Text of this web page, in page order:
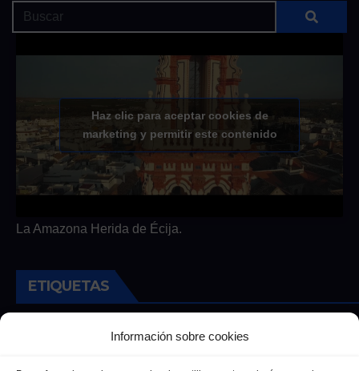
Información sobre cookies
Haz clic para aceptar cookies de
marketing y permitir este contenido
La Amazona Herida de Écija.
ETIQUETAS
Andalucía Cultura Deportes